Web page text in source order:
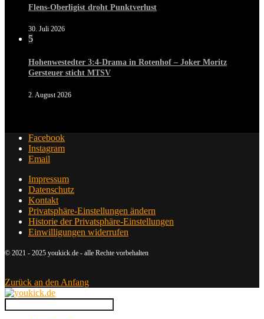
Flens-Oberligist droht Punktverlust
30. Juli 2026
5
Hohenwestedter 3:4-Drama in Rotenhof – Joker Moritz
Gersteuer sticht MTSV
2. August 2026
Facebook
Instagram
Email
Impressum
Datenschutz
Kontakt
Privatsphäre-Einstellungen ändern
Historie der Privatsphäre-Einstellungen
Einwilligungen widerrufen
© 2021 - 2025 youkick.de - alle Rechte vorbehalten
Zurück an den Anfang